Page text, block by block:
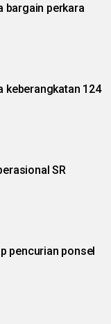
bargain perkara
keberangkatan 124
SR
pencurian ponsel